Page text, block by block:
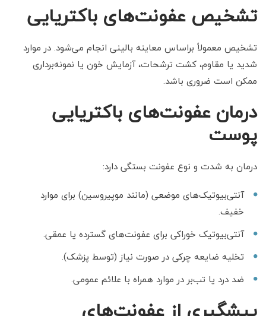
تشخیص عفونت‌های باکتریایی
تشخیص معمولاً براساس معاینه بالینی انجام می‌شود. در موارد
شدید یا مقاوم، کشت ترشحات، آزمایش خون یا نمونه‌برداری
ممکن است ضروری باشد.
درمان عفونت‌های باکتریایی
پوست
درمان به شدت و نوع عفونت بستگی دارد:
آنتی‌بیوتیک‌های موضعی (مانند موپیروسین) برای موارد
خفیف.
آنتی‌بیوتیک خوراکی برای عفونت‌های گسترده یا عمقی.
تخلیه ضایعه چرکی در صورت نیاز (توسط پزشک).
ضد درد یا تب‌بر در موارد همراه با علائم عمومی.